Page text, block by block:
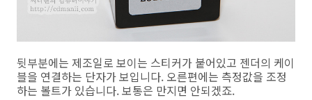
뒷부분에는 제조일로 보이는 스티커가 붙어있고 젠더의 케이
블을 연결하는 단자가 보입니다. 오른편에는 측정값을 조정
하는 볼트가 있습니다. 보통은 만지면 안되겠죠.